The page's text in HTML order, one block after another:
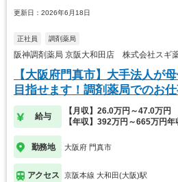
更新日：2026年6月18日
正社員 調剤薬局
阪神調剤薬局 京阪大和田店 株式会社スギ
【大阪府門真市】大手法人が
目指せます！調剤薬局でのお
給与
【月収】26.0万円～47.0万円
【年収】392万円～665万円年
勤務地 大阪府 門真市
アクセス 京阪本線 大和田(大阪)駅